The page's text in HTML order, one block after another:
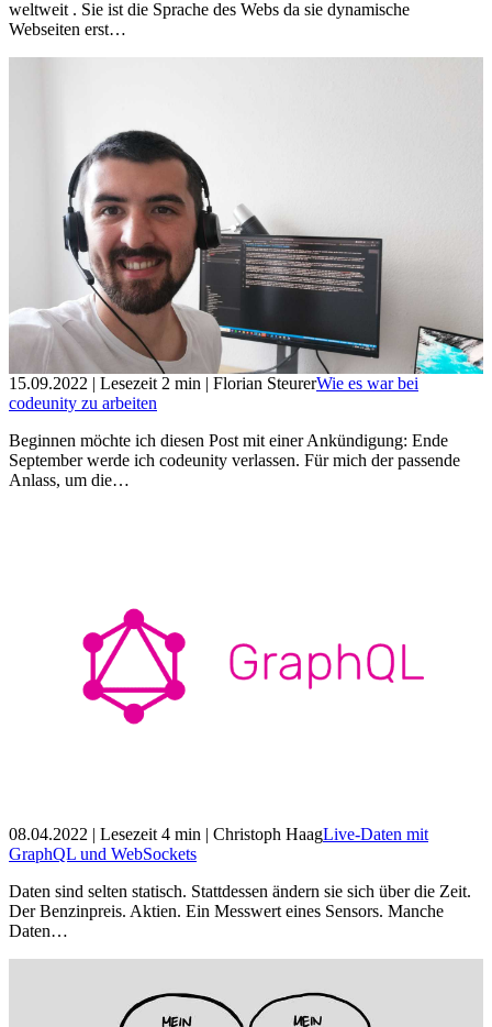
weltweit . Sie ist die Sprache des Webs da sie dynamische
Webseiten erst…
15.09.2022 | Lesezeit2 min | Florian SteurerWie es war bei
codeunity zu arbeiten
Beginnen möchte ich diesen Post mit einer Ankündigung: Ende
September werde ich codeunity verlassen. Für mich der passende
Anlass, um die…
08.04.2022 | Lesezeit4 min | Christoph HaagLive-Daten mit
GraphQL und WebSockets
Daten sind selten statisch. Stattdessen ändern sie sich über die Zeit.
Der Benzinpreis. Aktien. Ein Messwert eines Sensors. Manche
Daten…